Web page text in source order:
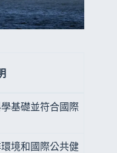
基礎並符合國際
境和國際公共健